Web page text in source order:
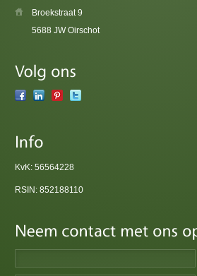
Broekstraat 9
5688 JW Oirschot
KvK: 56564228
RSIN: 852188110